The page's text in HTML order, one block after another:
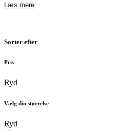
Læs mere
Sorter efter
Pris
Ryd
Vælg din størrelse
Ryd